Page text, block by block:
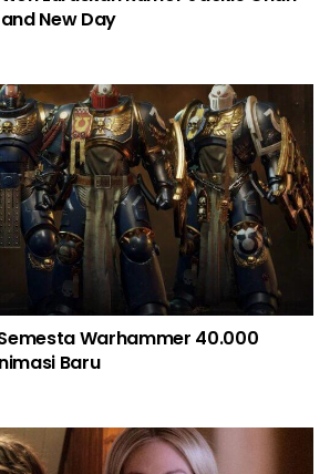
New Day
Warhammer 40.000
Baru